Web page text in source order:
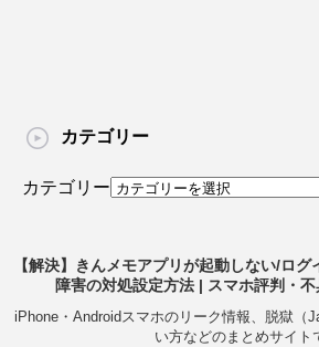
カテゴリー
カテゴリー
【解決】きんメモアプリが起動しない/ロ
障害の対処設定方法 | スマホ評判・
iPhone・Androidスマホのリーク情報、脱獄（
い方などのまとめサイト